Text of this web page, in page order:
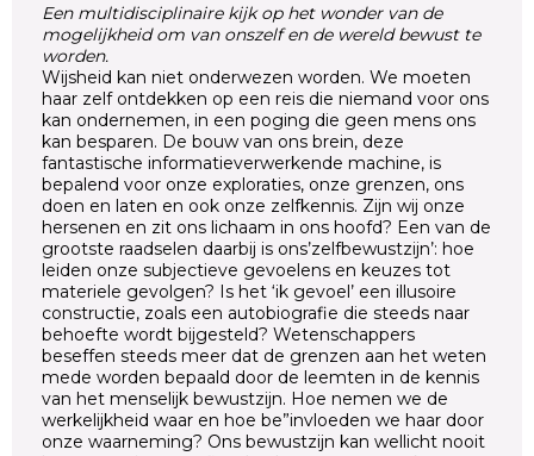
Een multidisciplinaire kijk op het wonder van de
mogelijkheid om van onszelf en de wereld bewust te
worden.
Wijsheid kan niet onderwezen worden. We moeten
haar zelf ontdekken op een reis die niemand voor ons
kan ondernemen, in een poging die geen mens ons
kan besparen. De bouw van ons brein, deze
fantastische informatieverwerkende machine, is
bepalend voor onze exploraties, onze grenzen, ons
doen en laten en ook onze zelfkennis. Zijn wij onze
hersenen en zit ons lichaam in ons hoofd? Een van de
grootste raadselen daarbij is ons’zelfbewustzijn’: hoe
leiden onze subjectieve gevoelens en keuzes tot
materiele gevolgen? Is het ‘ik gevoel’ een illusoire
constructie, zoals een autobiografie die steeds naar
behoefte wordt bijgesteld? Wetenschappers
beseffen steeds meer dat de grenzen aan het weten
mede worden bepaald door de leemten in de kennis
van het menselijk bewustzijn. Hoe nemen we de
werkelijkheid waar en hoe be”invloeden we haar door
onze waarneming? Ons bewustzijn kan wellicht nooit